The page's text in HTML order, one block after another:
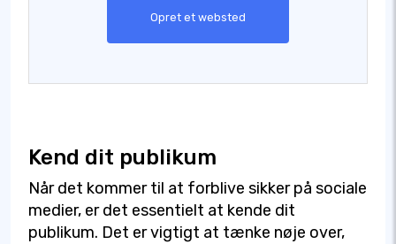
Opret et websted
Kend dit publikum
Når det kommer til at forblive sikker på sociale
medier, er det essentielt at kende dit
publikum. Det er vigtigt at tænke nøje over,